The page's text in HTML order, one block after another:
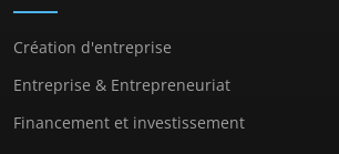
Création d'entreprise
Entreprise & Entrepreneuriat
Financement et investissement